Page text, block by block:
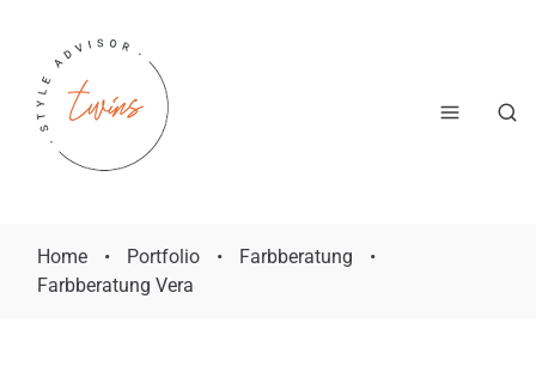
Home • Portfolio • Farbberatung
•
Farbberatung Vera